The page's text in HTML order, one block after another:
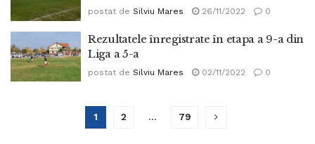
postat de Silviu Mares 26/11/2022 0
Rezultatele înregistrate în etapa a 9-a din
Liga a 5-a
postat de Silviu Mares 02/11/2022 0
1 2 … 79